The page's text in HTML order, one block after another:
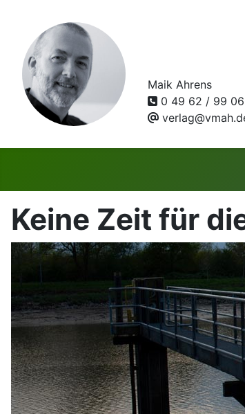
Maik Ahrens
0 49 62 / 99
Keine Zeit für